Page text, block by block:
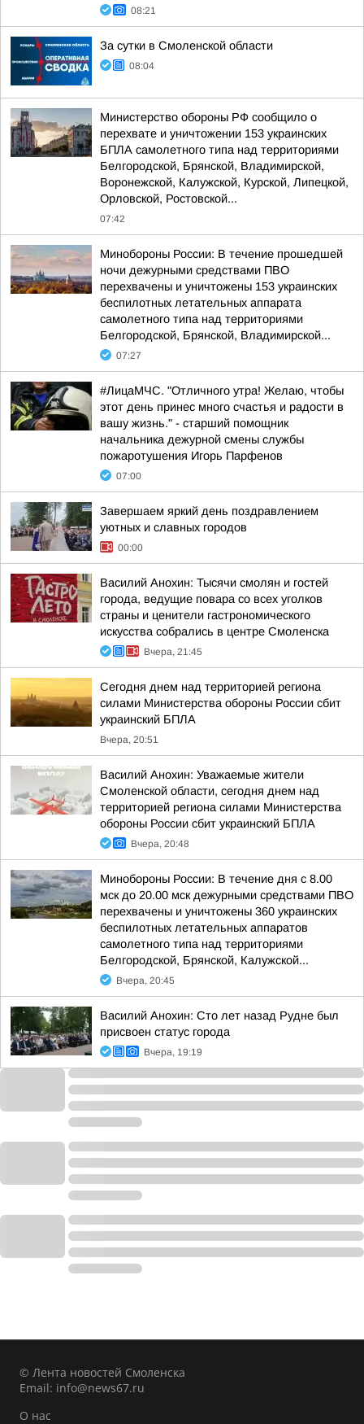
08:21
За сутки в Смоленской области
08:04
Министерство обороны РФ сообщило о
перехвате и уничтожении 153 украинских
БПЛА самолетного типа над территориями
Белгородской, Брянской, Владимирской,
Воронежской, Калужской, Курской, Липецкой,
Орловской, Ростовской...
07:42
Минобороны России: В течение прошедшей
ночи дежурными средствами ПВО
перехвачены и уничтожены 153 украинских
беспилотных летательных аппарата
самолетного типа над территориями
Белгородской, Брянской, Владимирской...
07:27
#ЛицаМЧС. "Отличного утра! Желаю, чтобы
этот день принес много счастья и радости в
вашу жизнь." - старший помощник
начальника дежурной смены службы
пожаротушения Игорь Парфенов
07:00
Завершаем яркий день поздравлением
уютных и славных городов
00:00
Василий Анохин: Тысячи смолян и гостей
города, ведущие повара со всех уголков
страны и ценители гастрономического
искусства собрались в центре Смоленска
Вчера, 21:45
Сегодня днем над территорией региона
силами Министерства обороны России сбит
украинский БПЛА
Вчера, 20:51
Василий Анохин: Уважаемые жители
Смоленской области, сегодня днем над
территорией региона силами Министерства
обороны России сбит украинский БПЛА
Вчера, 20:48
Минобороны России: В течение дня с 8.00
мск до 20.00 мск дежурными средствами ПВО
перехвачены и уничтожены 360 украинских
беспилотных летательных аппаратов
самолетного типа над территориями
Белгородской, Брянской, Калужской...
Вчера, 20:45
Василий Анохин: Сто лет назад Рудне был
присвоен статус города
Вчера, 19:19
© Лента новостей Смоленска
Email: info@news67.ru
О нас